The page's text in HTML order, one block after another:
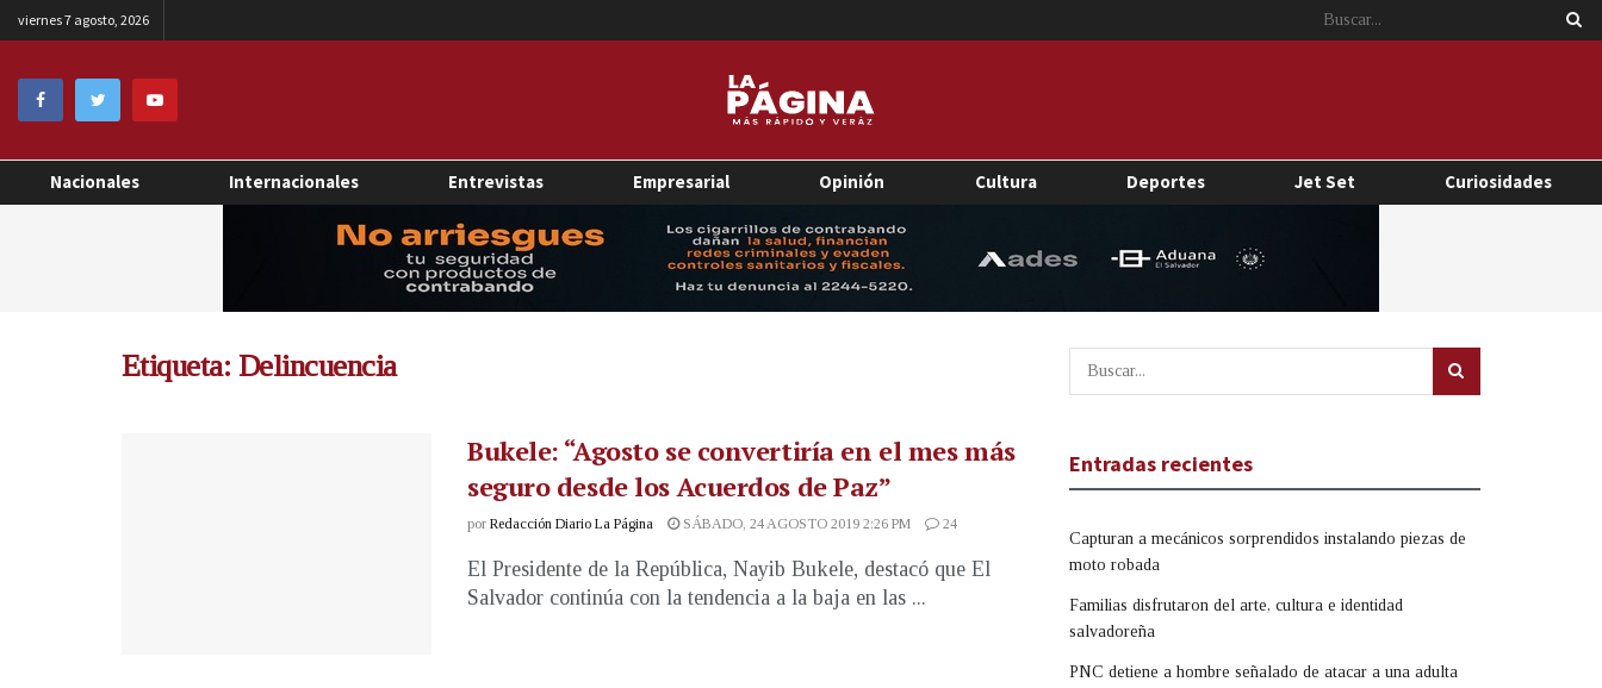
viernes 7 agosto, 2026
Nacionales Internacionales Entrevistas Empresarial Opinión Cultura Deportes Jet Set Curiosidades
Etiqueta: Delincuencia
Bukele: “Agosto se convertiría en el mes más
seguro desde los Acuerdos de Paz”
por Redacción Diario La Página SÁBADO, 24 AGOSTO 2019 2:26 PM 24
El Presidente de la República, Nayib Bukele, destacó que El
Salvador continúa con la tendencia a la baja en las ...
Entradas recientes
Capturan a mecánicos sorprendidos instalando piezas de
moto robada
Familias disfrutaron del arte, cultura e identidad
salvadoreña
PNC detiene a hombre señalado de atacar a una adulta